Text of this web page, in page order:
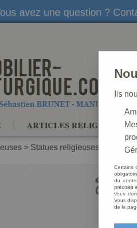
avez une question ?
ARTICLES RELIGIEUX
> Statues religieuses de la
Ils
Certains
du
précises
vous
Vous
de la